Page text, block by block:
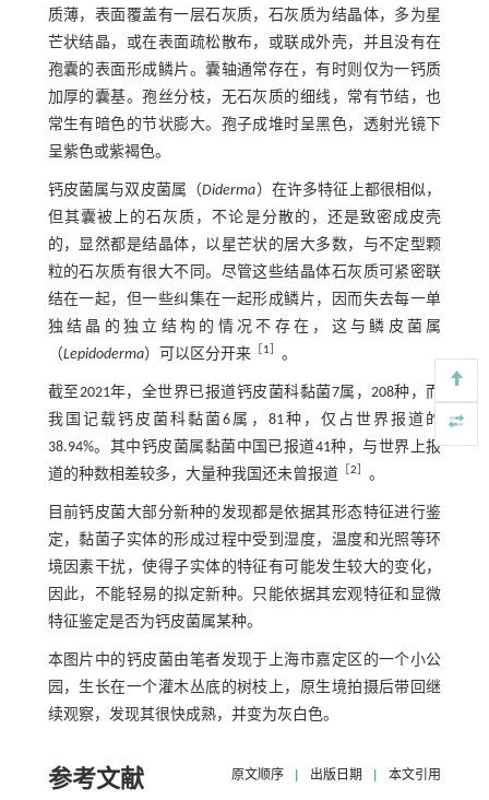
质薄，表面覆盖有一层石灰质，石灰质为结晶体，多为星
芒状结晶，或在表面疏松散布，或联成外壳，并且没有在
孢囊的表面形成鳞片。囊轴通常存在，有时则仅为一钙质
加厚的囊基。孢丝分枝，无石灰质的细线，常有节结，也
常生有暗色的节状膨大。孢子成堆时呈黑色，透射光镜下
呈紫色或紫褐色。
钙皮菌属与双皮菌属（Diderma）在许多特征上都很相似，
但其囊被上的石灰质，不论是分散的，还是致密成皮壳
的，显然都是结晶体，以星芒状的居大多数，与不定型颗
粒的石灰质有很大不同。尽管这些结晶体石灰质可紧密联
结在一起，但一些纠集在一起形成鳞片，因而失去每一单
独结晶的独立结构的情况不存在，这与鳞皮菌属
（Lepidoderma）可以区分开来 1 。
截至2021年，全世界已报道钙皮菌科黏菌7属，208种，而
我国记载钙皮菌科黏菌6属，81种，仅占世界报道的
38.94%。其中钙皮菌属黏菌中国已报道41种，与世界上报
道的种数相差较多，大量种我国还未曾报道［ 2 。
目前钙皮菌大部分新种的发现都是依据其形态特征进行鉴
定，黏菌子实体的形成过程中受到湿度，温度和光照等环
境因素干扰，使得子实体的特征有可能发生较大的变化，
因此，不能轻易的拟定新种。只能依据其宏观特征和显微
特征鉴定是否为钙皮菌属某种。
本图片中的钙皮菌由笔者发现于上海市嘉定区的一个小公
园，生长在一个灌木丛底的树枝上，原生境拍摄后带回继
续观察，发现其很快成熟，并变为灰白色。
参考文献 原文顺序 出版日期 本文引用